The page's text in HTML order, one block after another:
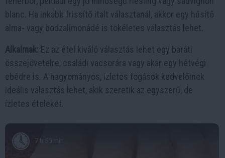
blanc. Ha inkább frissítő italt választanál, akkor egy hűsítő
alma- vagy bodzalimonádé is tökéletes választás lehet.
Alkalmak: Ez az étel kiváló választás lehet egy baráti
összejövetelre, családi vacsorára vagy akár egy hétvégi
ebédre is. A hagyományos, ízletes fogások kedvelőinek
ideális választás lehet, akik szeretik az egyszerű, de
ízletes ételeket.
7 h 50 min